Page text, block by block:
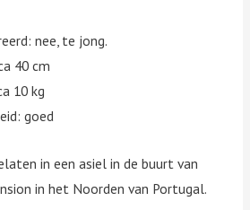
nee, te jong.
40 cm
10 kg
goed
in een asiel in de buurt van
in het Noorden van Portugal.